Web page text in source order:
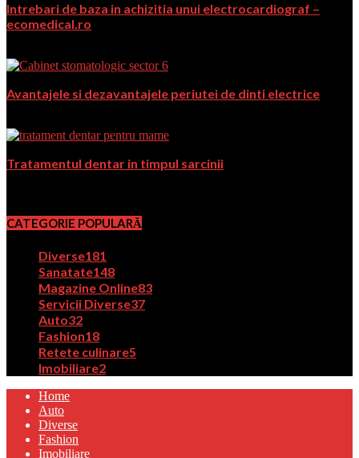
Intrebari de baza in achizitia unui electrocardiograf –
ecomedical.ro
Avantajele si dezavantajele periutei de dinti electrice
Tratamentul dentar in timpul sarcinii
CATEGORIE POPULARĂ
Diverse181
Sanatate148
Magazine Online83
Servicii Diverse37
Auto32
Fashion18
Retete culinare5
Imobiliare2
Home
Auto
Diverse
Fashion
Imobiliare